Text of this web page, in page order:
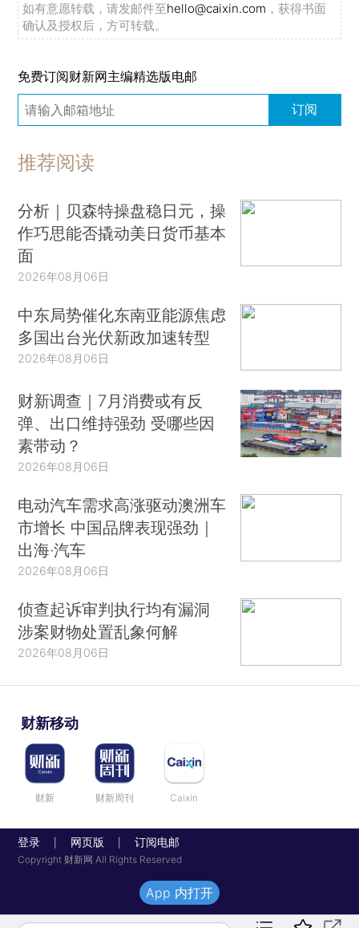
如有意愿转载，请发邮件至hello@caixin.com ，获得书面
确认及授权后，方可转载。
免费订阅财新网主编精选版电邮
订阅
推荐阅读
分析｜贝森特操盘稳日元，操
作巧思能否撬动美日货币基本
面
2026年08月06日
中东局势催化东南亚能源焦虑
多国出台光伏新政加速转型
2026年08月06日
财新调查｜7月消费或有反
弹、出口维持强劲 受哪些因
素带动？
2026年08月06日
电动汽车需求高涨驱动澳洲车
市增长 中国品牌表现强劲｜
出海·汽车
2026年08月06日
侦查起诉审判执行均有漏洞
涉案财物处置乱象何解
2026年08月06日
财新移动
财新 财新周刊 Caixin
登录 网页版 订阅电邮
Copyright 财新网 All Rights Reserved
App 内打开